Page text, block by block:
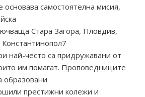
основава самостоятелна мисия,
Стара Загора, Пловдив,
най-често са придружавани от
им помагат. Проповедниците
образовани
престижни колежи и